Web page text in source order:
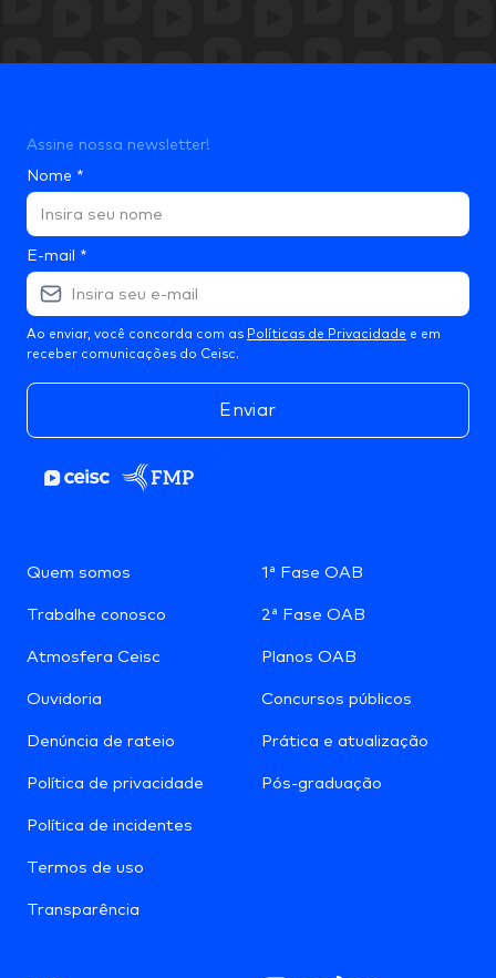
Quem somos
Trabalhe conosco
Atmosfera Ceisc
Ouvidoria
Denúncia de rateio
Política de privacidade
Política de incidentes
Termos de uso
Transparência
1ª Fase OAB
2ª Fase OAB
Planos OAB
Concursos públicos
Prática e atualização
Pós-graduação
Assine nossa newsletter!
Nome *
E-mail *
Ao enviar, você concorda com as Políticas de Privacidade e em
receber comunicações do Ceisc.
Enviar